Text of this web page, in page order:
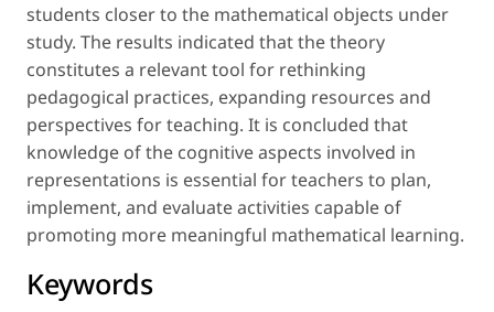
students closer to the mathematical objects under
study. The results indicated that the theory
constitutes a relevant tool for rethinking
pedagogical practices, expanding resources and
perspectives for teaching. It is concluded that
knowledge of the cognitive aspects involved in
representations is essential for teachers to plan,
implement, and evaluate activities capable of
promoting more meaningful mathematical learning.
Keywords